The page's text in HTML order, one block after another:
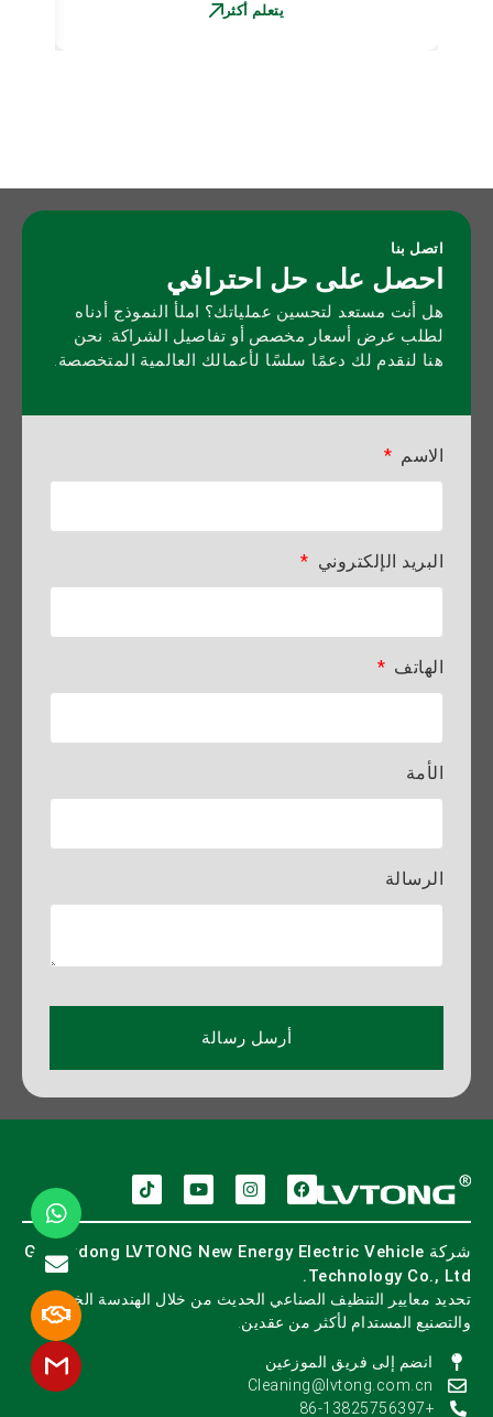
يتعلم أكثر
اتصل بنا
احصل على حل احترافي
هل أنت مستعد لتحسين عملياتك؟ املأ النموذج أدناه
لطلب عرض أسعار مخصص أو تفاصيل الشراكة. نحن
هنا لنقدم لك دعمًا سلسًا لأعمالك العالمية المتخصصة.
الاسم
البريد الإلكتروني
الهاتف
الأمة
الرسالة
أرسل رسالة
شركة Guangdong LVTONG New Energy Electric Vehicle
Technology Co., Ltd.
تحديد معايير التنظيف الصناعي الحديث من خلال الهندسة الخبيرة
والتصنيع المستدام لأكثر من عقدين.
انضم إلى فريق الموزعين
Cleaning@lvtong.com.cn
+86-13825756397